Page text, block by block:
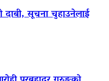
दाबी, सूचना चुहाउनेलाई